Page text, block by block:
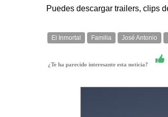
Puedes descargar trailers, clips
El Inmortal Familia José Antonio
¿Te ha parecido interesante esta noticia?